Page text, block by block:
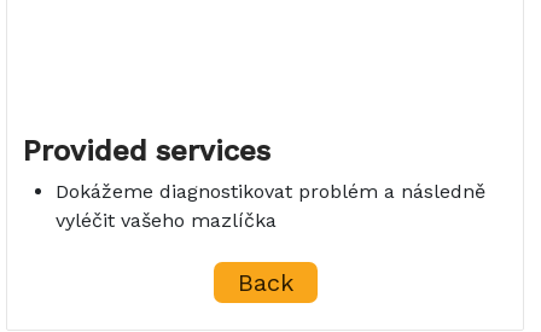
Provided services
Dokážeme diagnostikovat problém a následně
vyléčit vašeho mazlíčka
Back